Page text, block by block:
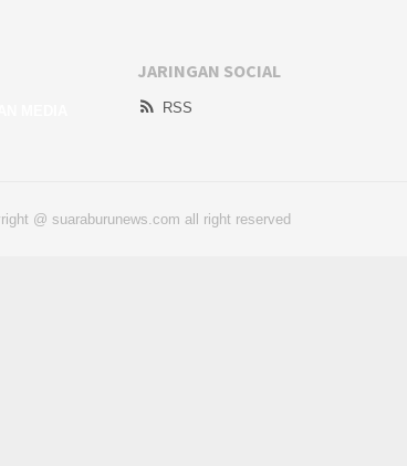
JARINGAN SOCIAL
RSS
@ suaraburunews.com all right reserved